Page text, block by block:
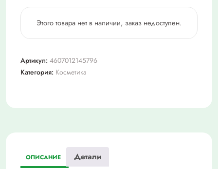
Этого товара нет в наличии, заказ недоступен.
Артикул: 4607012145796
Категория: Косметика
ОПИСАНИЕ Детали